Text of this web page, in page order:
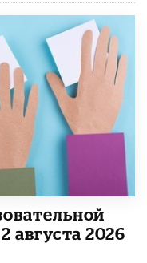
августа 2026